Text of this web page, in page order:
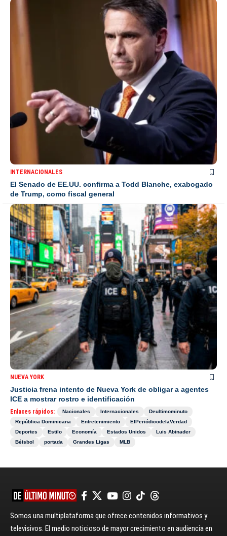
INTERNACIONALES
El Senado de EE.UU. confirma a Todd Blanche, exabogado
de Trump, como fiscal general
NUEVA YORK
Justicia frena intento de Nueva York de obligar a agentes
ICE a mostrar rostro e identificación
Enlaces rápidos: Nacionales Internacionales
Deultimominuto
República Dominicana
Entretenimiento
ElPeriódicodelaVerdad
Deportes
Estilo Economía Estados Unidos
Luis Abinader
Béisbol
portada Grandes Ligas MLB
Somos una multiplataforma que ofrece contenidos informativos y
televisivos. El medio noticioso de mayor crecimiento en audiencia en